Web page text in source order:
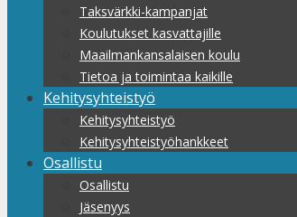
Taksvärkki-kampanjat
Koulutukset kasvattajille
Maailmankansalaisen koulu
Tietoa ja toimintaa kaikille
Kehitysyhteistyö
Kehitysyhteistyö
Kehitysyhteistyöhankkeet
Osallistu
Osallistu
Jäsenyys